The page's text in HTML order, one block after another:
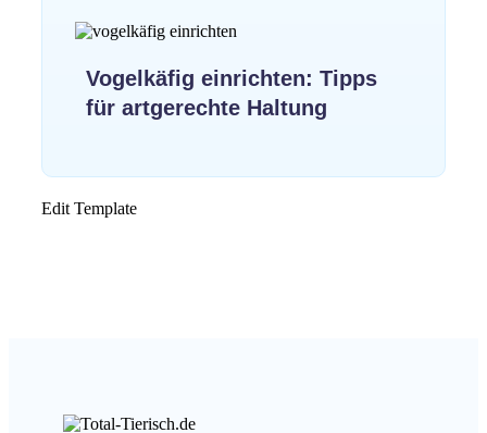
Vogelkäfig einrichten: Tipps
für artgerechte Haltung
Edit Template